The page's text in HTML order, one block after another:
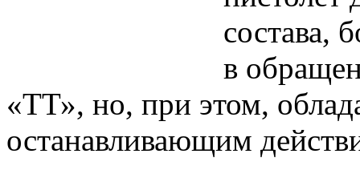
состава,
в
«ТТ», но, при этом,
останавливающим